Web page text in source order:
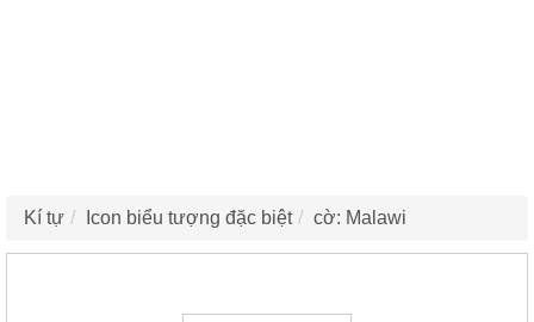
Kí tự Icon biểu tượng đặc biệt cờ: Malawi